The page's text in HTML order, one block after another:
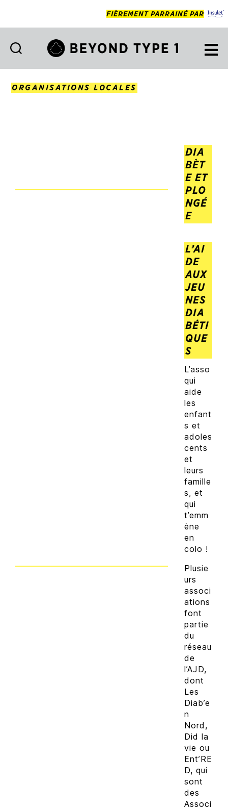
FIÈREMENT PARRAINÉ PAR
1
ORGANISATIONS LOCALES
DIA
BÈT
E ET
PLO
NGÉ
E
L’AI
DE
AUX
JEU
NES
DIA
BÉTI
QUE
S
L’asso
qui
aide
les
enfant
s et
adoles
cents
et
leurs
famille
s, et
qui
t’emm
ène
en
colo !
Plusie
urs
associ
ations
font
partie
du
réseau
de
l’AJD,
dont
Les
Diab’e
n
Nord,
Did la
vie ou
Ent’RE
D, qui
sont
des
Associ